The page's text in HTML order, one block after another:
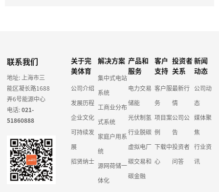
联系我们
地址: 上海市三
能区凝长路1688
弄6号能源中心
电话:021-
51860888
关于完
美体育
公司介绍
发展历程
企业文化
可持续发
展
招贤纳士
解决方案
集中式电站
系统
工商业分布
式系统
家庭户用系
统
源网荷储一
体化
产品和
服务
电力交易
储能
光伏制氢
行业脱碳
虚拟电厂
碳交易和
碳金融
客户
支持
客户服
务
项目案
例
下载中
心
投资者
关系
最新行
情
公司公
告
投资者
问答
新闻
动态
公司动
态
媒体聚
焦
行业资
讯